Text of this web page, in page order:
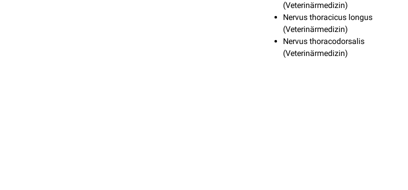
(Veterinärmedizin)
Nervus thoracicus longus
(Veterinärmedizin)
Nervus thoracodorsalis
(Veterinärmedizin)